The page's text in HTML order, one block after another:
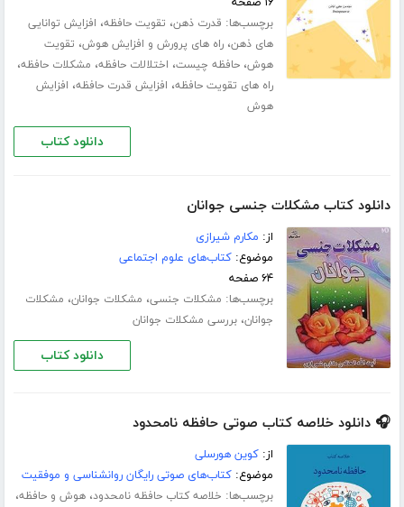
برچسب‌ها: قدرت ذهن، تقویت حافظه، افزایش توانایی
های ذهن،راه های پرورش و افزایش هوش، تقویت
هوش،حافظه چیست، اختلالات حافظه، مشکلات حافظه،
راه های تقویت حافظه، افزایش قدرت حافظه، افزایش
هوش
دانلود کتاب
دانلود کتاب مشکلات جنسی جوانان
از: مکارم شیرازی
موضوع:کتاب‌های علوم اجتماعی
۶۴ صفحه
برچسب‌ها: مشکلات جنسی، مشکلات جوانان، مشکلات
جوانان،بررسی مشکلات جوانان
دانلود کتاب
🎧 دانلود خلاصه کتاب صوتی حافظه نامحدود
از:کوین هورسلی
موضوع:کتاب‌های صوتی رایگان روانشناسی و موفقیت
برچسب‌ها: خلاصه کتاب حافظه نامحدود،هوش و حافظه،